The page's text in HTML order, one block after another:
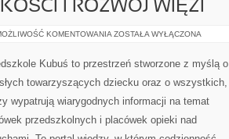
I ROZWÓJ WIĘZI
KOMENTOWANIA RODZICIELSTWO
ROZWÓJ
WIĘZI
ZOSTAŁA WYŁĄCZONA
Kubuś to przestrzeń stworzone z myślą o
towarzyszących dziecku oraz o wszystkich,
wypatrują wiarygodnych informacji na temat
przedszkolnych i placówek opieki nad